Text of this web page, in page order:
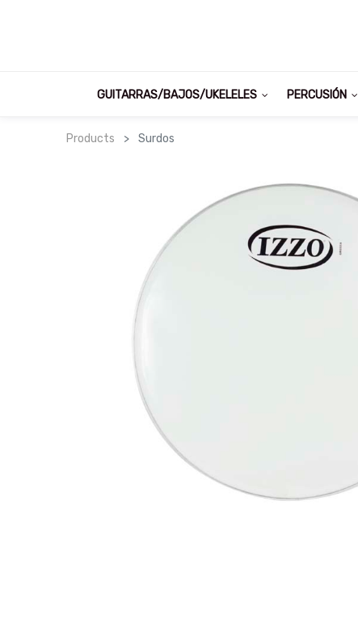
GUITARRAS/BAJOS/UKELELES PERCUSIÓN
Products Surdos